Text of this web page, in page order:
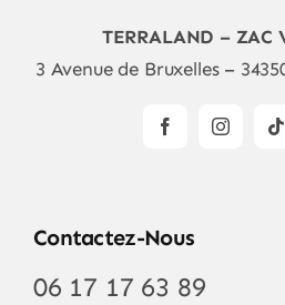
TERRALAND – ZAC
3 Avenue de Bruxelles –
Contactez-Nous
06 17 17 63 89